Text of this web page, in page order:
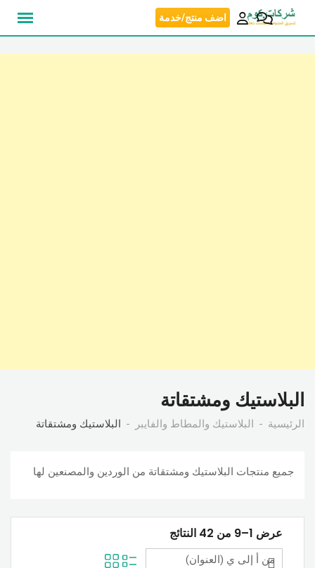
انتقل
اضف منتج/خدمة
البلاستيك ومشتقاتة
الرئيسية البلاستيك والمطاط والفايبر البلاستيك ومشتقاتة
جميع منتجات البلاستيك ومشتقاتة من الوردين والمصنعين لها
عرض 1–9 من 42 النتائج